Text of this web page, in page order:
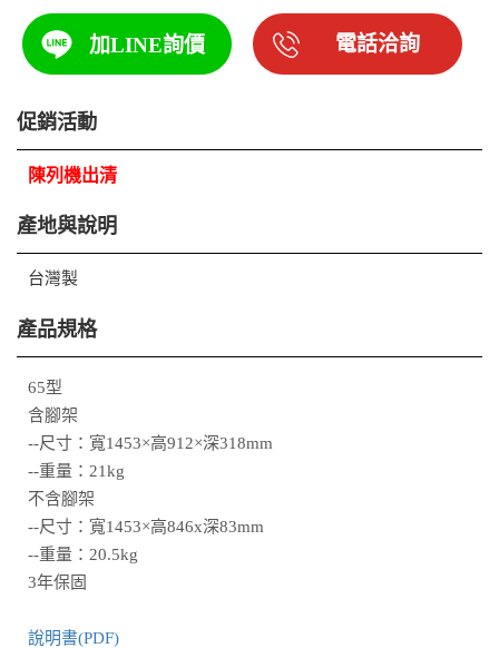
加LINE詢價 電話洽詢
促銷活動
陳列機出清
產地與說明
台灣製
產品規格
65型
含腳架
--尺寸：寬1453×高912×深318mm
--重量：21kg
不含腳架
--尺寸：寬1453×高846x深83mm
--重量：20.5kg
3年保固
說明書(PDF)